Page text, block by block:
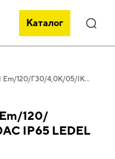
Каталог Поиск
Светильник L-industry II Em/120/Г30/4,0К/05/IKX-31/230АС IP65 LEDEL
120/
IP65 LEDEL